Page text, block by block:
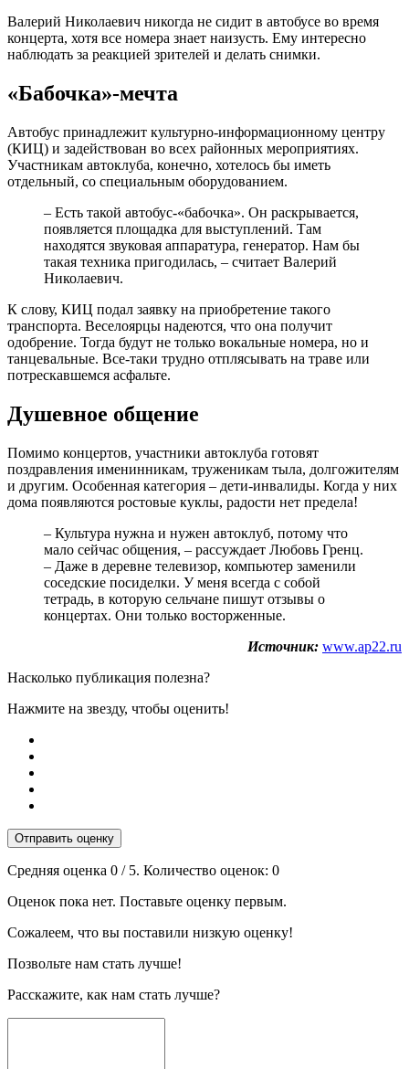
Валерий Николаевич никогда не сидит в автобусе во время
концерта, хотя все номера знает наизусть. Ему интересно
наблюдать за реакцией зрителей и делать снимки.
«Бабочка»-мечта
Автобус принадлежит культурно-информационному центру
(КИЦ) и задействован во всех районных мероприятиях.
Участникам автоклуба, конечно, хотелось бы иметь
отдельный, со специальным оборудованием.
– Есть такой автобус-«бабочка». Он раскрывается,
появляется площадка для выступлений. Там
находятся звуковая аппаратура, генератор. Нам бы
такая техника пригодилась, – считает Валерий
Николаевич.
К слову, КИЦ подал заявку на приобретение такого
транспорта. Веселоярцы надеются, что она получит
одобрение. Тогда будут не только вокальные номера, но и
танцевальные. Все-таки трудно отплясывать на траве или
потрескавшемся асфальте.
Душевное общение
Помимо концертов, участники автоклуба готовят
поздравления именинникам, труженикам тыла, долгожителям
и другим. Особенная категория – дети-инвалиды. Когда у них
дома появляются ростовые куклы, радости нет предела!
– Культура нужна и нужен автоклуб, потому что
мало сейчас общения, – рассуждает Любовь Гренц.
– Даже в деревне телевизор, компьютер заменили
соседские посиделки. У меня всегда с собой
тетрадь, в которую сельчане пишут отзывы о
концертах. Они только восторженные.
Источник: www.ap22.ru
Насколько публикация полезна?
Нажмите на звезду, чтобы оценить!
Отправить оценку
Средняя оценка 0 / 5. Количество оценок: 0
Оценок пока нет. Поставьте оценку первым.
Сожалеем, что вы поставили низкую оценку!
Позвольте нам стать лучше!
Расскажите, как нам стать лучше?